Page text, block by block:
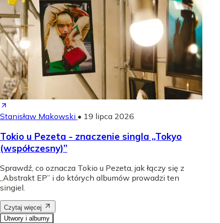
Stanisław Makowski • 19 lipca 2026
Tokio u Pezeta - znaczenie singla „Tokyo
(współczesny)”
Sprawdź, co oznacza Tokio u Pezeta, jak łączy się z
„Abstrakt EP” i do których albumów prowadzi ten
singiel.
Czytaj więcej
Utwory i albumy